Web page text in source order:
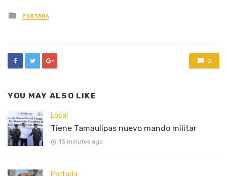
Posted
in
PORTADA
0
YOU MAY ALSO LIKE
Local
Tiene Tamaulipas nuevo mando militar
13 minutos ago
Portada